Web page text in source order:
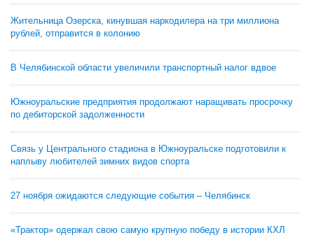
Жительница Озерска, кинувшая наркодилера на три миллиона
рублей, отправится в колонию
В Челябинской области увеличили транспортный налог вдвое
Южноуральские предприятия продолжают наращивать просрочку
по дебиторской задолженности
Связь у Центрального стадиона в Южноуральске подготовили к
наплыву любителей зимних видов спорта
27 ноября ожидаются следующие события – Челябинск
«Трактор» одержал свою самую крупную победу в истории КХЛ